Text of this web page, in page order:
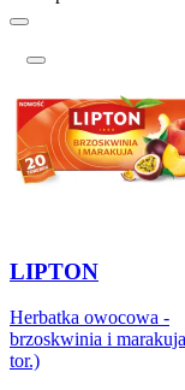
LIPTON
Herbatka owocowa -
brzoskwinia i
tor.)